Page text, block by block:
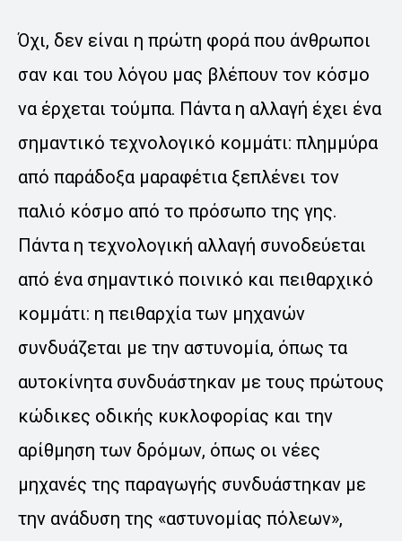
Όχι, δεν είναι η πρώτη φορά που άνθρωποι
σαν και του λόγου μας βλέπουν τον κόσμο
να έρχεται τούμπα. Πάντα η αλλαγή έχει ένα
σημαντικό τεχνολογικό κομμάτι: πλημμύρα
από παράδοξα μαραφέτια ξεπλένει τον
παλιό κόσμο από το πρόσωπο της γης.
Πάντα η τεχνολογική αλλαγή συνοδεύεται
από ένα σημαντικό ποινικό και πειθαρχικό
κομμάτι: η πειθαρχία των μηχανών
συνδυάζεται με την αστυνομία, όπως τα
αυτοκίνητα συνδυάστηκαν με τους πρώτους
κώδικες οδικής κυκλοφορίας και την
αρίθμηση των δρόμων, όπως οι νέες
μηχανές της παραγωγής συνδυάστηκαν με
την ανάδυση της «αστυνομίας πόλεων»,